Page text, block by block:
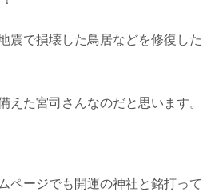
震で損壊した鳥居などを修復した
えた宮司さんなのだと思います。
ページでも開運の神社と銘打って